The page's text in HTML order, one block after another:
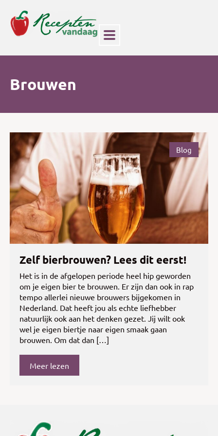
Brouwen
Blog
Zelf bierbrouwen? Lees dit eerst!
Het is in de afgelopen periode heel hip geworden
om je eigen bier te brouwen. Er zijn dan ook in rap
tempo allerlei nieuwe brouwers bijgekomen in
Nederland. Dat heeft jou als echte liefhebber
natuurlijk ook aan het denken gezet. Jij wilt ook
wel je eigen biertje naar eigen smaak gaan
brouwen. Om dat dan […]
Meer lezen